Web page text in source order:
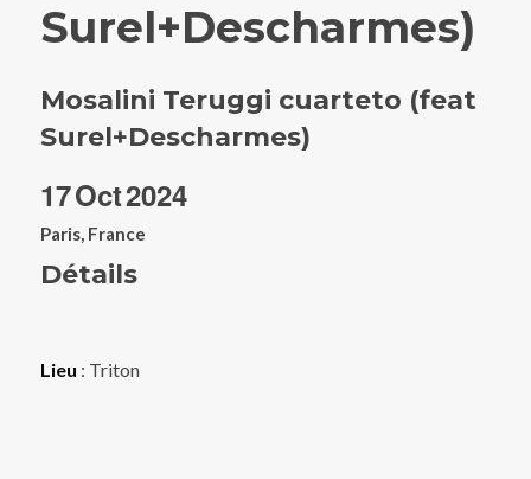
Surel+Descharmes)
Mosalini Teruggi cuarteto (feat
Surel+Descharmes)
17Oct2024
Paris, France
Détails
Lieu : Triton